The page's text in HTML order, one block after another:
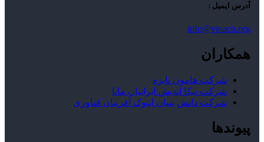
آدرس ایمیل :
info@vinaco.org
همکاران
شرکت هامون نایزه
شرکت نیکا اندیش ایرانیان مانا
شرکت دانش بنیان ایتوک آفرینان فناوری
پیوندها